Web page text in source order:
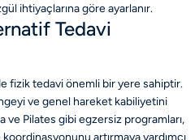
ihtiyaçlarına göre ayarlanır.
Tedavi
fizik tedavi önemli bir yere sahiptir.
ve genel hareket kabiliyetini
ve Pilates gibi egzersiz programları,
artırmaya yardımcı